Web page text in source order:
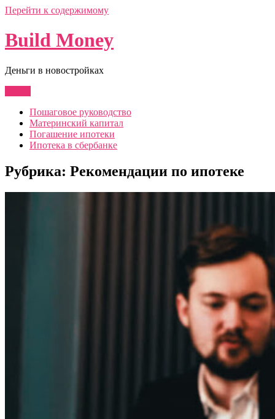
Перейти к содержимому
Build Money
Деньги в новостройках
Пошаговое руководство
Материнский капитал
Погашение ипотеки
Ипотека в сбербанке
Рубрика: Рекомендации по ипотеке